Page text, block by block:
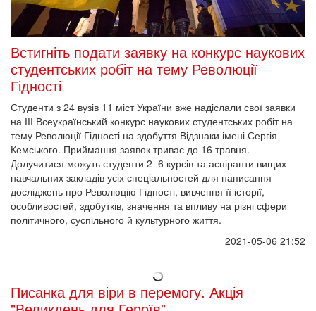
Встигніть подати заявку на конкурс наукових
студентських робіт на тему Революції
Гідності
Студенти з 24 вузів 11 міст України вже надіслали свої заявки
на ІІІ Всеукраїнський конкурс наукових студентських робіт на
тему Революції Гідності на здобуття Відзнаки імені Сергія
Кемського. Приймання заявок триває до 16 травня.
Долучитися можуть студенти 2–6 курсів та аспіранти вищих
навчальних закладів усіх спеціальностей для написання
досліджень про Революцію Гідності, вивчення її історії,
особливостей, здобутків, значення та впливу на різні сфери
політичного, суспільного й культурного життя.
2021-05-06 21:52
Писанка для віри в перемогу. Акція